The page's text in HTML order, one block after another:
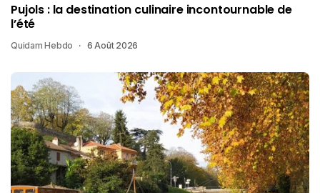
Pujols : la destination culinaire incontournable de
l’été
Quidam Hebdo 6 Août 2026